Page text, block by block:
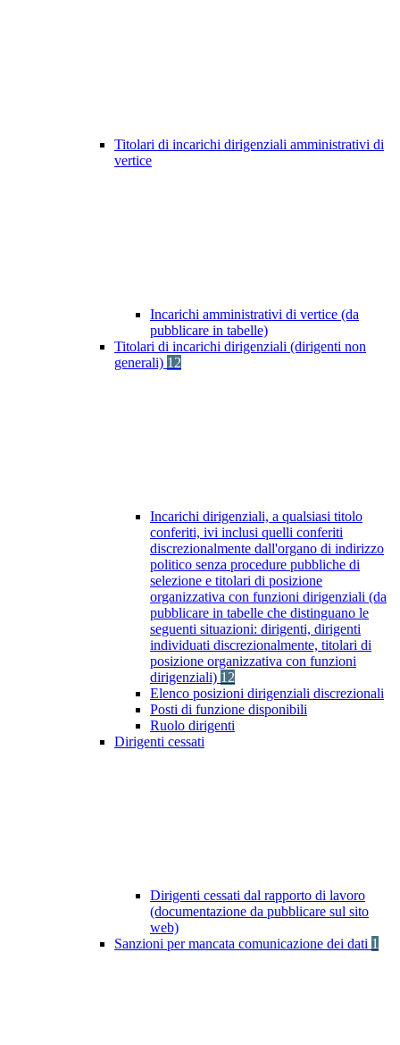
Titolari di incarichi dirigenziali amministrativi di
vertice
Incarichi amministrativi di vertice (da
pubblicare in tabelle)
Titolari di incarichi dirigenziali (dirigenti non
generali) 12
Incarichi dirigenziali, a qualsiasi titolo
conferiti, ivi inclusi quelli conferiti
discrezionalmente dall'organo di indirizzo
politico senza procedure pubbliche di
selezione e titolari di posizione
organizzativa con funzioni dirigenziali (da
pubblicare in tabelle che distinguano le
seguenti situazioni: dirigenti, dirigenti
individuati discrezionalmente, titolari di
posizione organizzativa con funzioni
dirigenziali) 12
Elenco posizioni dirigenziali discrezionali
Posti di funzione disponibili
Ruolo dirigenti
Dirigenti cessati
Dirigenti cessati dal rapporto di lavoro
(documentazione da pubblicare sul sito
web)
Sanzioni per mancata comunicazione dei dati 1